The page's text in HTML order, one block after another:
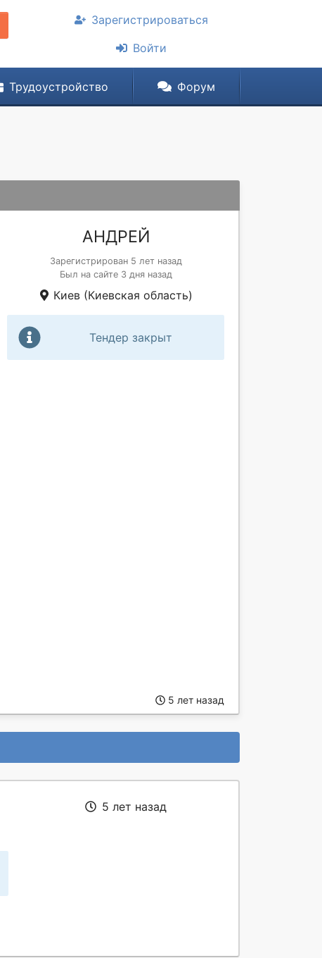
Зарегистрироваться
Войти
Трудоустройство Форум
АНДРЕЙ
Зарегистрирован 5 лет назад
Был на сайте 3 дня назад
Киев (Киевская область)
Тендер закрыт
5 лет назад
5 лет назад